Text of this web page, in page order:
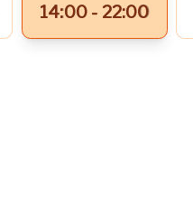
14:00 - 22:00